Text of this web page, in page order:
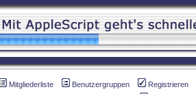
Mitgliederliste Benutzergruppen
Registrieren